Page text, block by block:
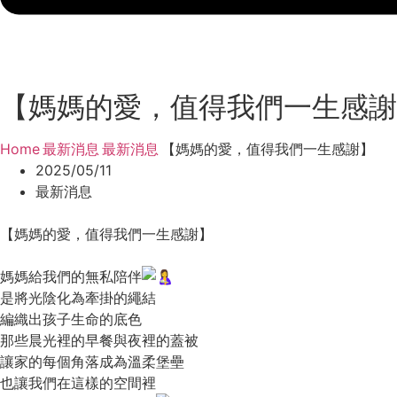
【媽媽的愛，值得我們一生感
Home最新消息 最新消息
【媽媽的愛，值得我們一生感謝】
2025/05/11
最新消息
【媽媽的愛，值得我們一生感謝】
媽媽給我們的無私陪伴
是將光陰化為牽掛的繩結
編織出孩⼦⽣命的底⾊
那些晨光裡的早餐與夜裡的蓋被
讓家的每個角落成為溫柔堡壘
也讓我們在這樣的空間裡